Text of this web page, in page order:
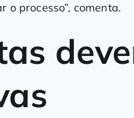
o processo”, comenta.